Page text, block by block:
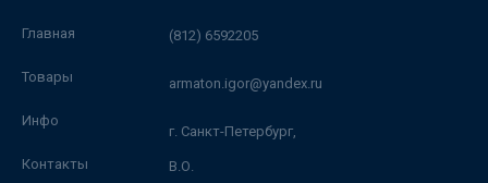
Главная
Товары
Инфо
Контакты
(812) 6592205
armaton.igor@yandex.ru
г. Санкт-Петербург,
В.О.